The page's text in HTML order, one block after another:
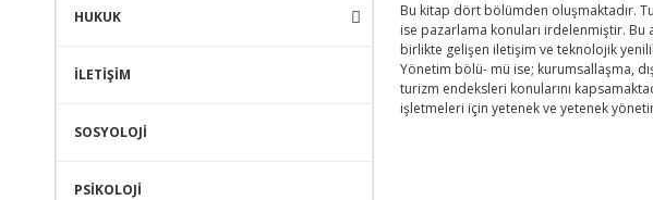
HUKUK
İLETİŞİM
SOSYOLOJİ
PSİKOLOJİ
Bu kitap dört bölümden oluşmaktadır.
ise pazarlama konuları irdelenmiştir. Bu
birlikte gelişen iletişim ve teknolojik
Yönetim bölü- mü ise; kurumsallaşma,
turizm endeksleri konularını
işletmeleri için yetenek ve yetenek